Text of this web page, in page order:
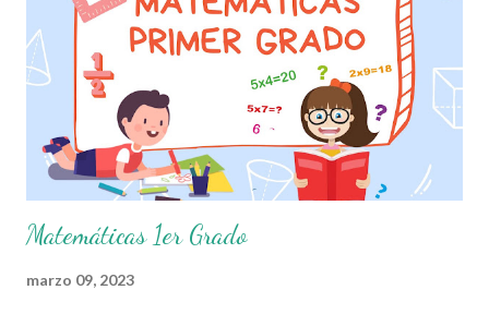
Esperando que este material sea de gran utilidad para fortalecer
los procesos de enseñanza y aprendizaje para que los alumnos
alcacen los niveles de logro educativo. Agradecemos a los
creadores de estos increibles archivos ya que gracias a su
dedicacio...
Matemáticas 1er Grado
marzo 09, 2023